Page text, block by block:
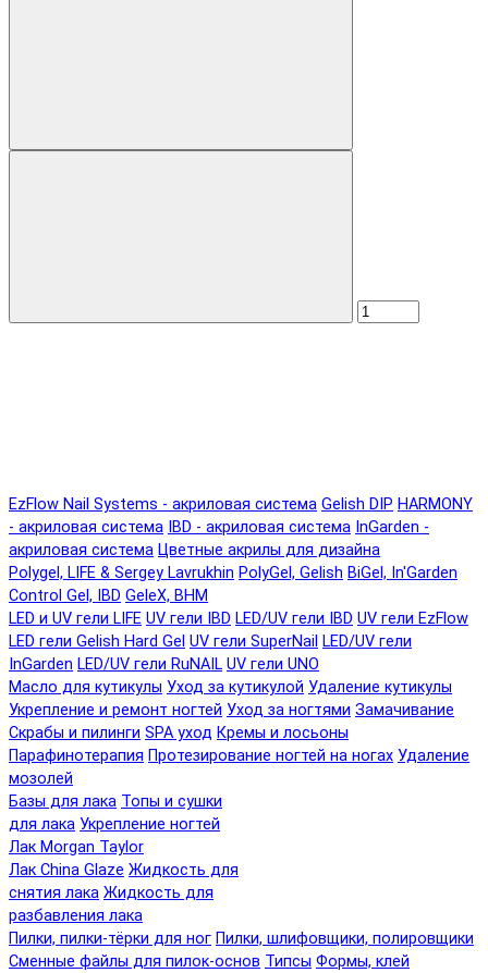
EzFlow Nail Systems - акриловая система Gelish DIP HARMONY
- акриловая система IBD - акриловая система InGarden -
акриловая система Цветные акрилы для дизайна
Polygel, LIFE & Sergey Lavrukhin PolyGel, Gelish BiGel, In'Garden
Control Gel, IBD GeleX, BHM
LED и UV гели LIFE UV гели IBD LED/UV гели IBD UV гели EzFlow
LED гели Gelish Hard Gel UV гели SuperNail LED/UV гели
InGarden LED/UV гели RuNAIL UV гели UNO
Масло для кутикулы Уход за кутикулой Удаление кутикулы
Укрепление и ремонт ногтей Уход за ногтями Замачивание
Скрабы и пилинги SPA уход Кремы и лосьоны
Парафинотерапия Протезирование ногтей на ногах Удаление
мозолей
Базы для лака Топы и сушки
для лака Укрепление ногтей
Лак Morgan Taylor
Лак China Glaze Жидкость для
снятия лака Жидкость для
разбавления лака
Пилки, пилки-тёрки для ног Пилки, шлифовщики, полировщики
Сменные файлы для пилок-основ Типсы Формы, клей